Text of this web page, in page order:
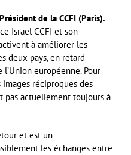
de la CCFI (Paris).
Israël CCFI et son
à améliorer les
deux pays, en retard
européenne. Pour
réciproques des
pas actuellement toujours à
et est un
les échanges entre